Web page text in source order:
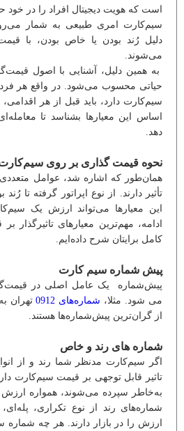
است که هویت دیجیتال افراد را در
سیم‌کارت امری طبیعی به شمار
دلیل رُند بودن یا خاص بودن، با
می‌شوند.
به همین دلیل، آشنایی با اصول
حیاتی محسوب می‌شود. در واقع هر
سیم‌کارت دارد، باید قبل از هر
اساس این معیارها بشناسد تا
دهد.
نحوه قیمت گذاری بر روی
همان‌طور که اشاره شد، عوامل
تأثیر دارند. از نوع اپراتور گرفته تا
این معیارها می‌تواند ارزش یک
ادامه، مهم‌ترین معیارهای تاثیرگذار
کامل برایتان شرح داده‌ایم.
پیش شماره سیم کارت
پیش‌شماره یک عامل اصلی در
می شود. مثلا، شماره‌های 0912
تهران
از گران‌ترین پیش‌شماره‌ها هستند.
شماره های رند و خاص
اگر سیم‌کارت مدنظر شما رند و از
تاثیر قابل توجهی بر قیمت سیم‌کارت
به‌خاطر سپرده می‌شوند، همواره ارزش
شماره‌های رند از نوع تکراری،
ارزش را در بازار دارند. هر چه شماره